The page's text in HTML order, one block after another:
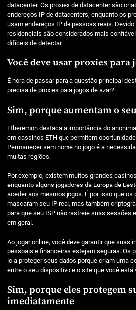
datacenter. Os proxies de datacenter são
endereços IP de datacenters, enquanto os
usam endereços IP de pessoas reais. Devido
residenciais são considerados mais
difíceis de detectar.
Você deve usar proxies para
É hora de passar para a questão principal
precisa de proxies para jogos de azar?
Sim, porque aumentam o
Etheremon destaca a importância do
em cassinos ETH que permitem
Permanecer sem nome no jogo é a
muitas regiões.
Por exemplo, existem muitos grandes
enquanto alguns jogadores da Europa de
aceder aos mesmos jogos. É por isso que os
mascaram seu IP real, mas também
para que seu ISP não rastreie suas sessões
em geral.
Ao jogar online, você deve garantir que suas
pessoais e financeiras estejam seguras. Os
lo a proteger seus dados porque criam uma
entre o seu dispositivo e o site que você está
Sim, porque eles protegem
imediatamente